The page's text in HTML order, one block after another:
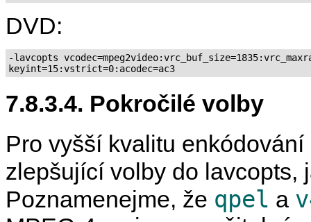
DVD:
-lavcopts
7.8.3.4. Pokročilé volby
Pro vyšší kvalitu
zlepšující volby do lavcopts,
Poznamenejme, že qpel a